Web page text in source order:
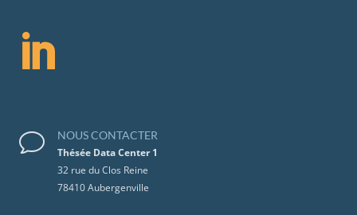

v
NOUS CONTACTER
Thésée Data Center 1
32 rue du Clos Reine
78410 Aubergenville